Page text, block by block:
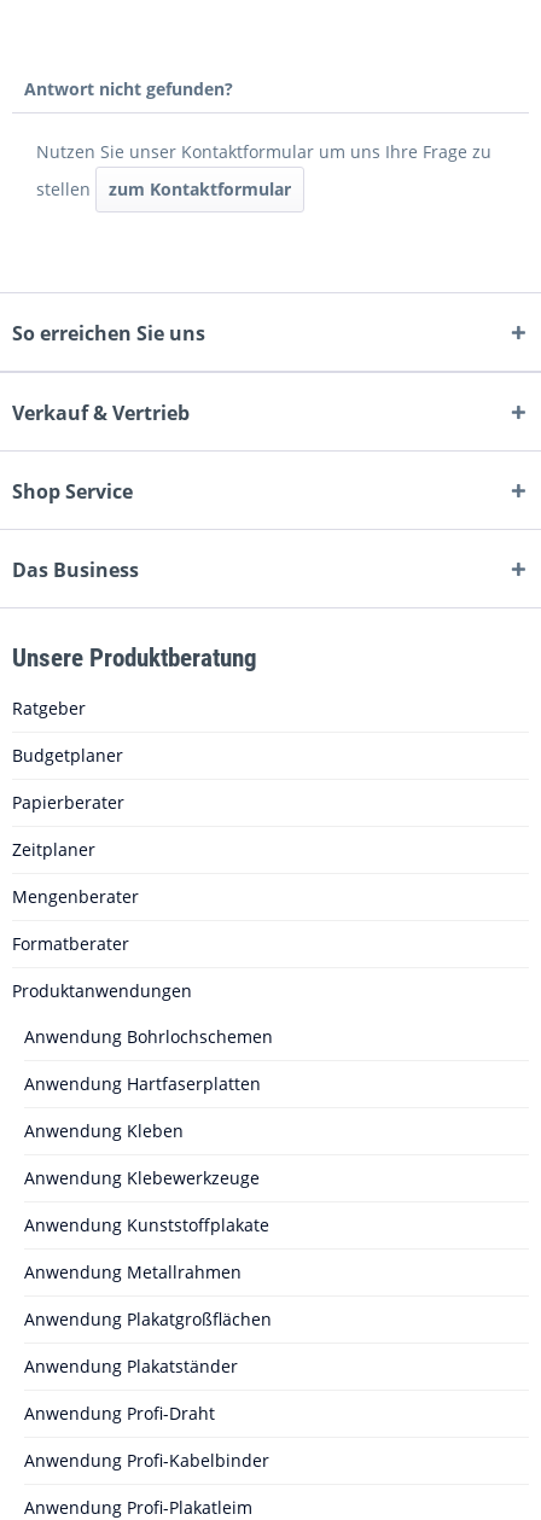
Antwort nicht gefunden?
Nutzen Sie unser Kontaktformular um uns Ihre Frage zu
stellen
zum Kontaktformular
So erreichen Sie uns
Verkauf & Vertrieb
Shop Service
Das Business
Unsere Produktberatung
Ratgeber
Budgetplaner
Papierberater
Zeitplaner
Mengenberater
Formatberater
Produktanwendungen
Anwendung Bohrlochschemen
Anwendung Hartfaserplatten
Anwendung Kleben
Anwendung Klebewerkzeuge
Anwendung Kunststoffplakate
Anwendung Metallrahmen
Anwendung Plakatgroßflächen
Anwendung Plakatständer
Anwendung Profi-Draht
Anwendung Profi-Kabelbinder
Anwendung Profi-Plakatleim